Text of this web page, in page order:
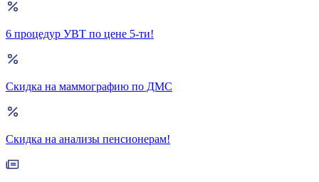
6 процедур УВТ по цене 5-ти!
Скидка на маммографию по ДМС
Скидка на анализы пенсионерам!